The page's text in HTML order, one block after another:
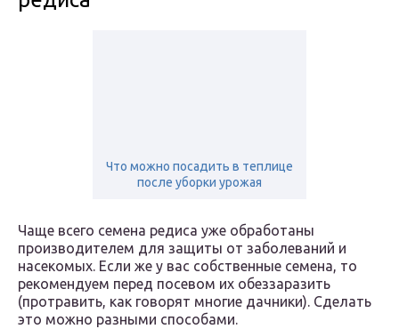
Что можно посадить в теплице
после уборки урожая
Чаще всего семена редиса уже обработаны
производителем для защиты от заболеваний и
насекомых. Если же у вас собственные семена, то
рекомендуем перед посевом их обеззаразить
(протравить, как говорят многие дачники). Сделать
это можно разными способами.